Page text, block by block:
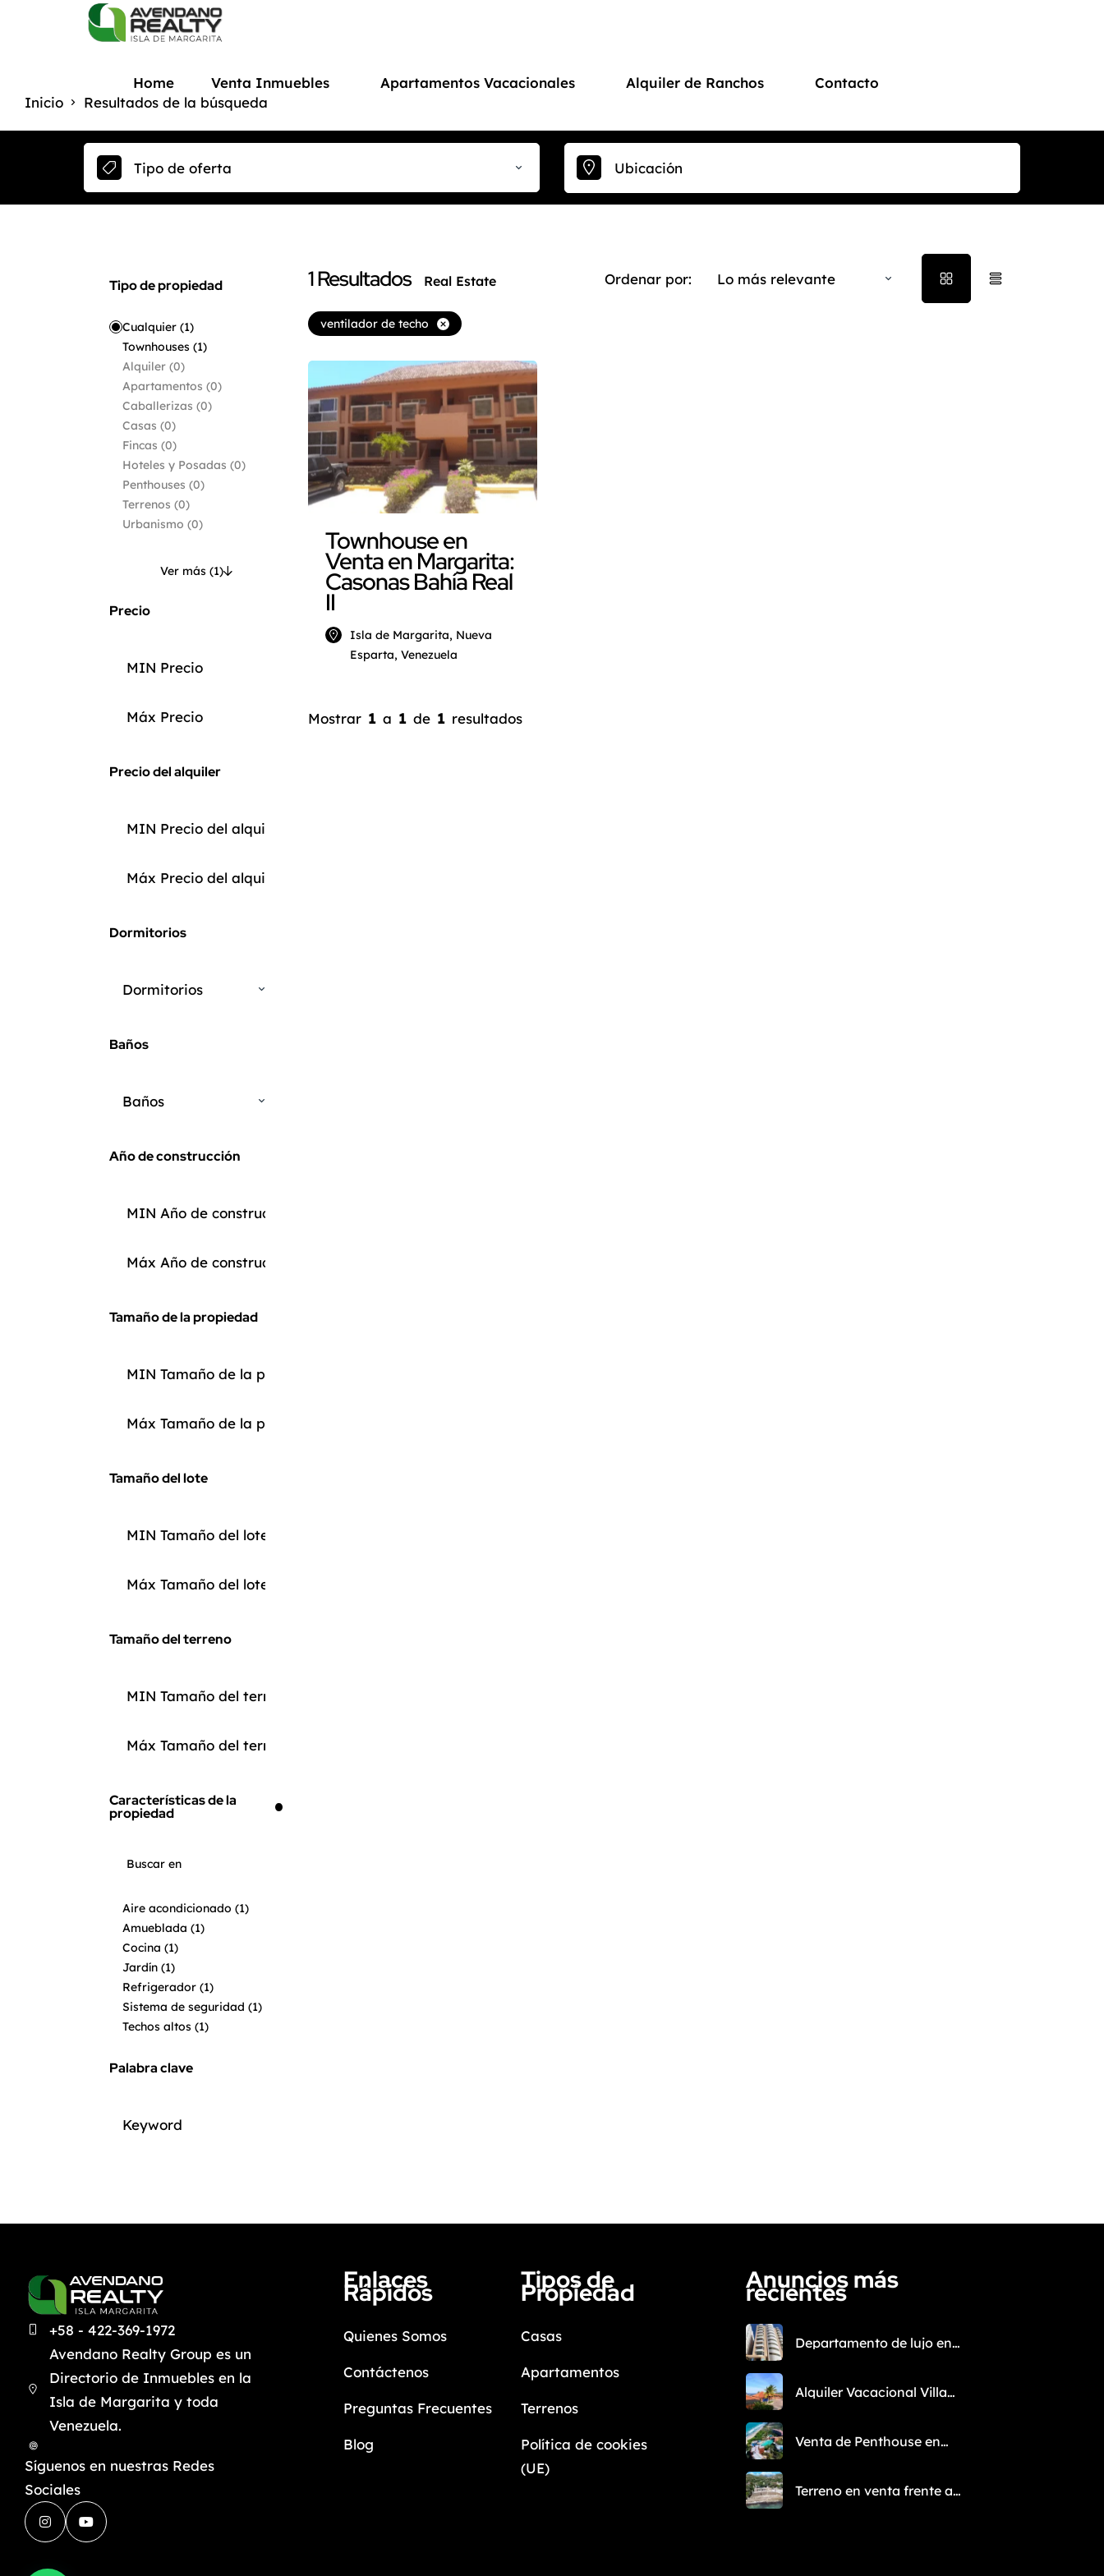
Home Venta Inmuebles Apartamentos Vacacionales Alquiler de Ranchos
Contacto
Inicio
Resultados de la búsqueda
Tipo de oferta
Tipo de propiedad
Cualquier (1)
Townhouses (1)
Alquiler (0)
Apartamentos (0)
Caballerizas (0)
Casas (0)
Fincas (0)
Hoteles y Posadas (0)
Penthouses (0)
Terrenos (0)
Urbanismo (0)
Ver más (1)
Precio
Precio del alquiler
Dormitorios
Dormitorios
Baños
Baños
Año de construcción
Tamaño de la propiedad
Tamaño del lote
Tamaño del terreno
Características de la
propiedad
Aire acondicionado (1)
Amueblada (1)
Cocina (1)
Jardín (1)
Refrigerador (1)
Sistema de seguridad (1)
Techos altos (1)
Palabra clave
1Resultados Real Estate Ordenar por: Lo más relevante
ventilador de techo
Townhouse en
Venta en Margarita:
Casonas Bahía Real
II
Isla de Margarita, Nueva
Esparta, Venezuela
Mostrar 1 a 1 de 1 resultados
+58 - 422-369-1972
Avendano Realty Group es un
Directorio de Inmuebles en la
Isla de Margarita y toda
Venezuela.
Síguenos en nuestras Redes
Sociales
Enlaces
Rápidos
Quienes Somos
Contáctenos
Preguntas Frecuentes
Blog
Tipos de
Propiedad
Casas
Apartamentos
Terrenos
Política de cookies
(UE)
Anuncios más
recientes
Departamento de lujo en
Alquiler Vacacional Villa
Venta de Penthouse en
Terreno en venta frente al